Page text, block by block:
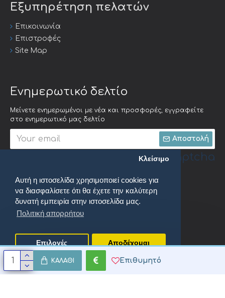
Αυτή η ιστοσελίδα χρησιμοποιεί cookies για
να διασφαλίσετε ότι θα έχετε την καλύτερη
δυνατή εμπειρία στην ιστοσελίδα μας.
Πολιτική απορρήτου
Κλείσιμο
Επιλογές Αποδέχομαι
ΚΑΛΆΘΙ Επιθυμητό
Εξυπηρέτηση πελατών
Επικοινωνία
Επιστροφές
Site Map
Ενημερωτικό δελτίο
Μείνετε ενημερωμένοι με νέα και προσφορές, εγγραφείτε
στο ενημερωτικό μας δελτίο
Αποστολή
Captcha
Συμπληρώστε την
ακόλουθη
επαλήθευση
captcha
Πολιτική απορρήτου
Productions. All Rights Reserved.